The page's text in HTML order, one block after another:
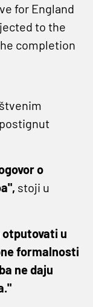
for England
to the
completion
o
stoji u
otputovati u
formalnosti
ne daju